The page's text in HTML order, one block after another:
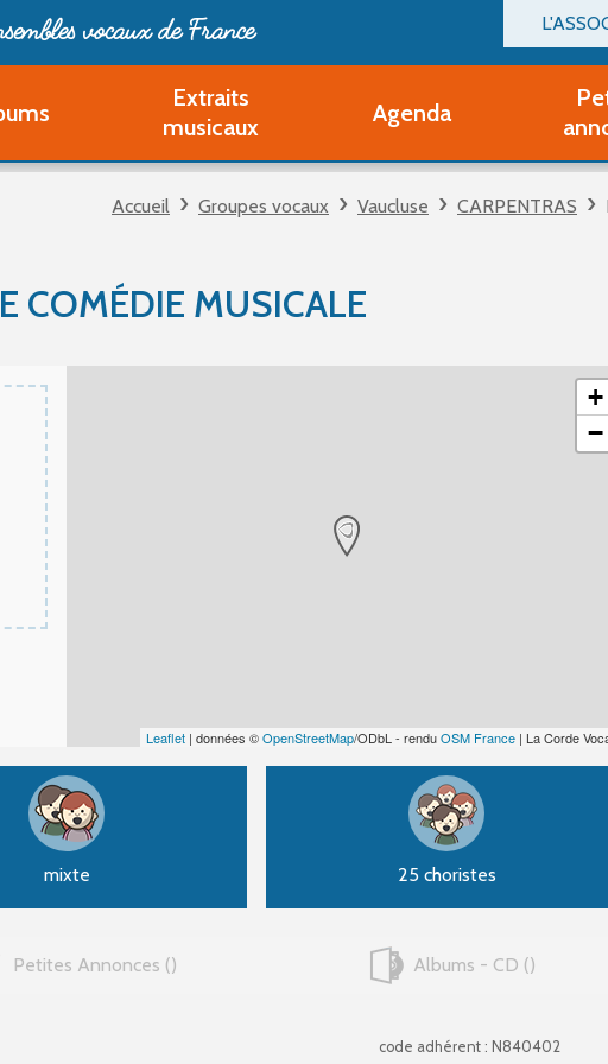
Devenir
Devenir
Ouvrir un
vocaux de France
Extraits
musicaux
Agenda
Accueil Groupes vocaux Vaucluse CARPENTRAS
COMÉDIE MUSICALE
+
−
Leaflet | données ©OpenStreetMap/ODbL - renduOSM France | La Corde
mixte 25 choristes
Petites Annonces Albums - CD
code adhérent : N840402